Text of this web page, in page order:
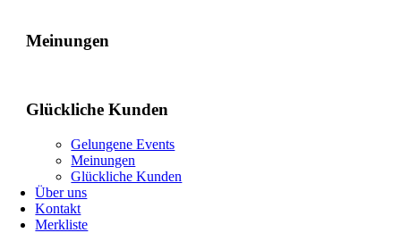
Meinungen
Glückliche Kunden
Gelungene Events
Meinungen
Glückliche Kunden
Über uns
Kontakt
Merkliste